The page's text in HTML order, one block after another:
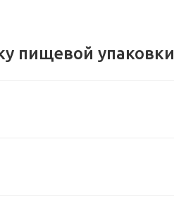
пищевой упаковки